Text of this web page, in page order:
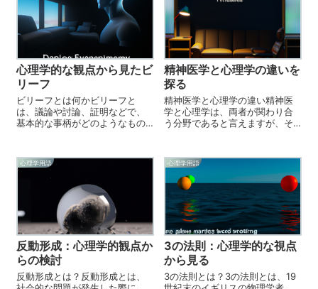
タが自然に生じた差というより
も、実験的な...
の周波数が低い状態を指しま
す。この状態は、睡...
心理学的な観点から見たビ
リーフ
ビリーフとは何かビリーフと
は、議論や討論、証明などで、
基本的な事柄がどのようなもの
は、議論の発端となる基本的な
理論のことで、議論を行う上で
有効な根拠となります。ビリー
フは、議論の中心と...
精神医学と心理学の違いを
探る
精神医学と心理学の違い精神医
学と心理学は、両者が関わり合
う分野であると言えますが、そ
理解、診断、治療するための医
学分野です。精神医学では、精
神疾患を診断するための評価ツ
ールや治療法を使...
心理学用語
反動形成：心理学的観点か
らの検討
反動形成とは？反動形成とは、
心理学用語
3の法則：心理学的な視点
から見る
3の法則とは？3の法則とは、19